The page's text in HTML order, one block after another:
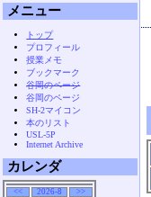
メニュー
トップ
プロフィール
授業メモ
ブックマーク
谷岡のページ
谷岡のページ
SH-2マイコン
本のリスト
USL-5P
Internet Archive
カレンダ
<< 2026-8
>>